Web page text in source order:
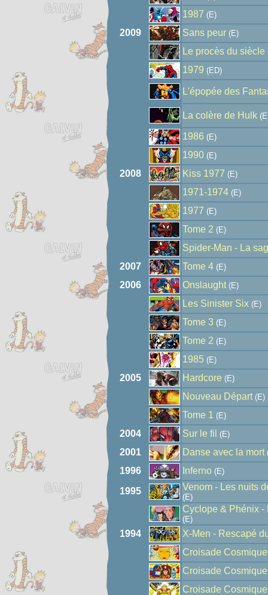
1987 (E)
2009 Sans peur (E)
Le procès du siècle
1979 (ED)
L'épopée des
La colère de Hulk
1986 (E)
1990 (E)
2008 Kiss 1977 (E)
1971-1974 (E)
1977 (E)
Tome 2 (E)
Spider-Man - La
2007
Tome 4 (E)
2006 Onslaught(E)
Les Sinister Six (E)
Tome 3 (E)
Tome 2 (E)
1985 (E)
2005 Hardcore (E)
Nouveau Départ(E)
Tome 1 (E)
2004 Sur le fil (E)
2001 Danse avec la mort
1996 Inferno (E)
1995 Venom - Les nuits
(E)
Cyclope & Phénix -
(E)
1994
X-Men - Rescapé
Croisade Cosmique
Croisade Cosmique
Croisade Cosmique